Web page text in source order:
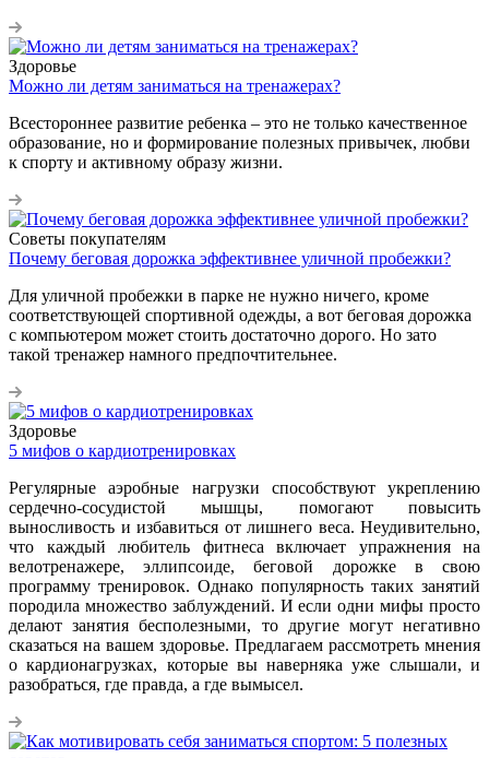
Здоровье
Можно ли детям заниматься на тренажерах?
Всестороннее развитие ребенка – это не только качественное
образование, но и формирование полезных привычек, любви
к спорту и активному образу жизни.
Советы покупателям
Почему беговая дорожка эффективнее уличной пробежки?
Для уличной пробежки в парке не нужно ничего, кроме
соответствующей спортивной одежды, а вот беговая дорожка
с компьютером может стоить достаточно дорого. Но зато
такой тренажер намного предпочтительнее.
Здоровье
5 мифов о кардиотренировках
Регулярные аэробные нагрузки способствуют укреплению
сердечно-сосудистой мышцы, помогают повысить
выносливость и избавиться от лишнего веса. Неудивительно,
что каждый любитель фитнеса включает упражнения на
велотренажере, эллипсоиде, беговой дорожке в свою
программу тренировок. Однако популярность таких занятий
породила множество заблуждений. И если одни мифы просто
делают занятия бесполезными, то другие могут негативно
сказаться на вашем здоровье. Предлагаем рассмотреть мнения
о кардионагрузках, которые вы наверняка уже слышали, и
разобраться, где правда, а где вымысел.